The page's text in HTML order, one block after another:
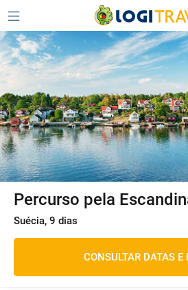
Percurso pela
Suécia, 9 dias
CONSULTAR DATAS E